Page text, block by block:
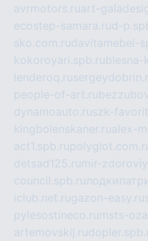
avrmotors.ruart-
ecostep-samara.rud-
sko.com.rudavitamebel-
kokoroyari.spb.rublesna-
lenderoq.ru
people-of-art.ru
dynamoauto.ruszk-
kingbolenskaner.rualex-
act1.spb.ru
detsad125.ru mir-
council.spb.ru
iclub.net.rugazon-easy.ru
pylesostineco.ru msts-
artemovskij.ru